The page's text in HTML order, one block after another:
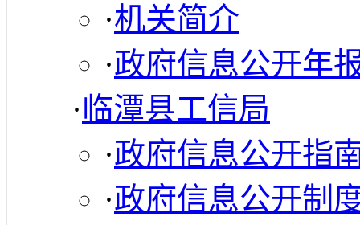
·机关简介
·政府信息公开年
·临潭县工信局
·政府信息公开指
·政府信息公开制